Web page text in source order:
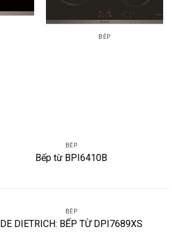
BẾP
BẾP
Bếp từ BPI6410B
BẾP
DE DIETRICH: BẾP TỪ DPI7689XS